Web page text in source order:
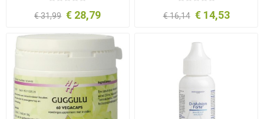
€ 31,99 € 28,79 € 16,14 € 14,53